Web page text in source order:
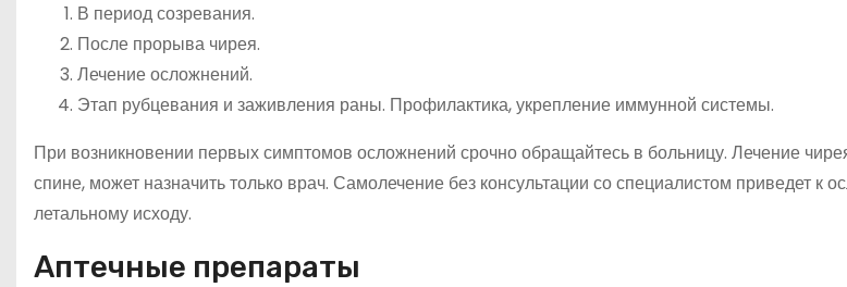
В период созревания.
После прорыва чирея.
Лечение осложнений.
Этап рубцевания и заживления раны. Профилактика, укрепление иммунной системы.
При возникновении первых симптомов осложнений срочно обращайтесь в больницу. Лечение
спине, может назначить только врач. Самолечение без консультации со специалистом приведет к
летальному исходу.
Аптечные препараты